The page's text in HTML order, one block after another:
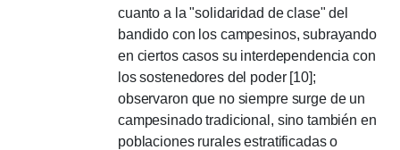
cuanto a la "solidaridad de clase" del
bandido con los campesinos, subrayando
en ciertos casos su interdependencia con
los sostenedores del poder [10];
observaron que no siempre surge de un
campesinado tradicional, sino también en
poblaciones rurales estratificadas o